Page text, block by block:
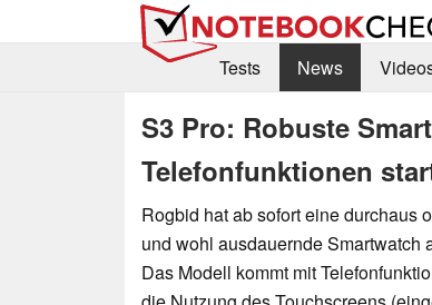
Tests
News
S3 Pro: Robuste
Telefonfunktionen
Rogbid hat ab sofort eine durchaus
und wohl ausdauernde Smartwatch
Das Modell kommt mit